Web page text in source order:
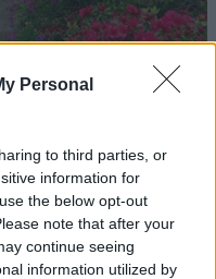
Personal
to third parties, or
information for
the below opt-out
note that after your
continue seeing
information utilized by
így arborétumokkal
többet felkeresni.